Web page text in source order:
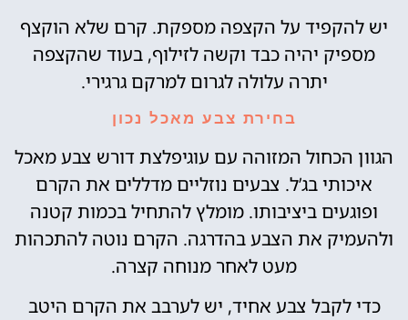
יש להקפיד על הקצפה מספקת. קרם שלא הוקצף
מספיק יהיה כבד וקשה לזילוף, בעוד שהקצפה
יתרה עלולה לגרום למרקם גרגירי.
בחירת צבע מאכל נכון
הגוון הכחול המזוהה עם עוגיפלצת דורש צבע מאכל
איכותי בג’ל. צבעים נוזליים מדללים את הקרם
ופוגעים ביציבותו. מומלץ להתחיל בכמות קטנה
ולהעמיק את הצבע בהדרגה. הקרם נוטה להתכהות
מעט לאחר מנוחה קצרה.
כדי לקבל צבע אחיד, יש לערבב את הקרם היטב